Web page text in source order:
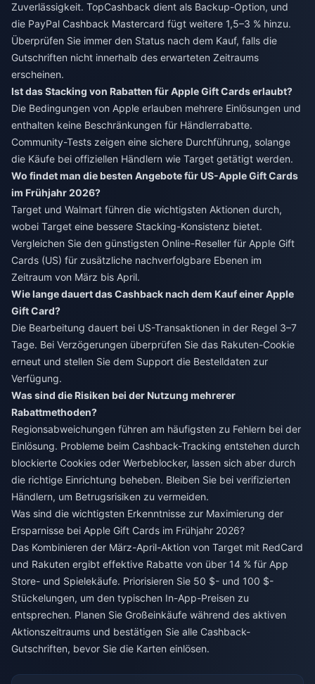
Zuverlässigkeit. TopCashback dient als Backup-Option, und
die PayPal Cashback Mastercard fügt weitere 1,5–3 % hinzu.
Überprüfen Sie immer den Status nach dem Kauf, falls die
Gutschriften nicht innerhalb des erwarteten Zeitraums
erscheinen.
Ist das Stacking von Rabatten für Apple Gift Cards erlaubt?
Die Bedingungen von Apple erlauben mehrere Einlösungen und
enthalten keine Beschränkungen für Händlerrabatte.
Community-Tests zeigen eine sichere Durchführung, solange
die Käufe bei offiziellen Händlern wie Target getätigt werden.
Wo findet man die besten Angebote für US-Apple Gift Cards
im Frühjahr 2026?
Target und Walmart führen die wichtigsten Aktionen durch,
wobei Target eine bessere Stacking-Konsistenz bietet.
Vergleichen Sie den günstigsten Online-Reseller für Apple Gift
Cards (US) für zusätzliche nachverfolgbare Ebenen im
Zeitraum von März bis April.
Wie lange dauert das Cashback nach dem Kauf einer Apple
Gift Card?
Die Bearbeitung dauert bei US-Transaktionen in der Regel 3–7
Tage. Bei Verzögerungen überprüfen Sie das Rakuten-Cookie
erneut und stellen Sie dem Support die Bestelldaten zur
Verfügung.
Was sind die Risiken bei der Nutzung mehrerer
Rabattmethoden?
Regionsabweichungen führen am häufigsten zu Fehlern bei der
Einlösung. Probleme beim Cashback-Tracking entstehen durch
blockierte Cookies oder Werbeblocker, lassen sich aber durch
die richtige Einrichtung beheben. Bleiben Sie bei verifizierten
Händlern, um Betrugsrisiken zu vermeiden.
Was sind die wichtigsten Erkenntnisse zur Maximierung der
Ersparnisse bei Apple Gift Cards im Frühjahr 2026?
Das Kombinieren der März-April-Aktion von Target mit RedCard
und Rakuten ergibt effektive Rabatte von über 14 % für App
Store- und Spielekäufe. Priorisieren Sie 50 $- und 100 $-
Stückelungen, um den typischen In-App-Preisen zu
entsprechen. Planen Sie Großeinkäufe während des aktiven
Aktionszeitraums und bestätigen Sie alle Cashback-
Gutschriften, bevor Sie die Karten einlösen.